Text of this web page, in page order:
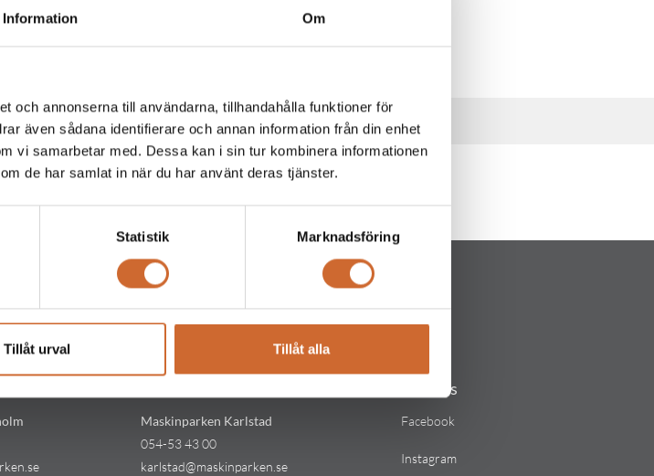
Information Om
och annonserna till användarna, tillhandahålla funktioner för
även sådana identifierare och annan information från din enhet
vi samarbetar med. Dessa kan i sin tur kombinera informationen
de har samlat in när du har använt deras tjänster.
Statistik Marknadsföring
Tillåt urval Tillåt alla
Maskinparken Karlstad
054-53 43 00
karlstad@maskinparken.se
Följ oss
Facebook
Instagram